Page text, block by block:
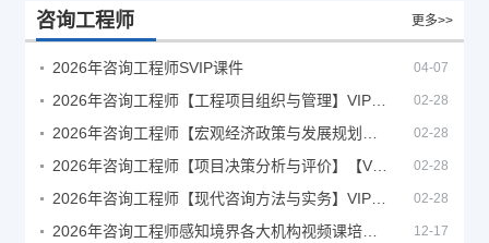
咨询工程师 更多>>
2026年咨询工程师SVIP课件 04-07
02-28
02-28
02-28
02-28
12-17